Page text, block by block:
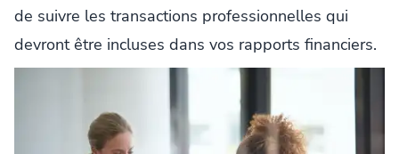
de suivre les transactions professionnelles qui
devront être incluses dans vos rapports financiers.